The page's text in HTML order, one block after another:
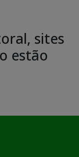
sites
estão